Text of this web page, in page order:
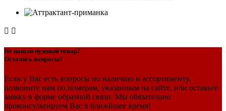
 
Не нашли нужный товар?
Остались вопросы?
Если у Вас есть вопросы по наличию и ассортименту,
позвоните нам по номерам, указанным на сайте, или оставьте
заявку в форме обратной связи. Мы обязательно
проконсультируем Вас в ближйшее время!